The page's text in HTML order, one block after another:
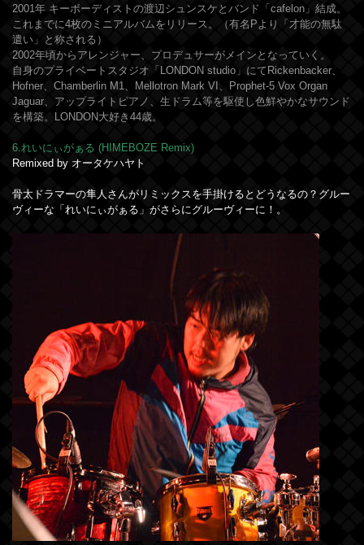
2001年 キーボーディストの渡辺シュンスケとバンド「cafelon」結成。
これまでに4枚のミニアルバムをリリース。（有名Pより「才能の無駄
遣い」と称される）
2002年頃からアレンジャー、プロデュサーがメインとなっていく。
自身のプライベートスタジオ「LONDON studio」にてRickenbacker、
Hofner、Chamberlin M1、Mellotron Mark VI、Prophet-5 Vox Organ
Jaguar、アップライトピアノ、生ドラム等を駆使し色鮮やかなサウンド
を構築。LONDON大好き44歳。
6.れいにぃがぁる (HIMEBOZE Remix)
Remixed by オータケハヤト
骨太ドラマーの隼人さんがリミックスを手掛けるとどうなるの？グルー
ヴィーな「れいにぃがぁる」がさらにグルーヴィーに！。